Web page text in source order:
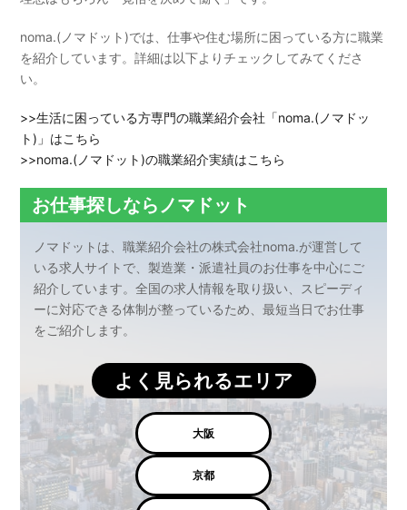
noma.(ノマドット)では、仕事や住む場所に困っている方に職業
を紹介しています。詳細は以下よりチェックしてみてくださ
い。
>>生活に困っている方専門の職業紹介会社「noma.(ノマドッ
ト)」はこちら
>>noma.(ノマドット)の職業紹介実績はこちら
お仕事探しならノマドット
ノマドットは、職業紹介会社の株式会社noma.が運営して
いる求人サイトで、製造業・派遣社員のお仕事を中心にご
紹介しています。全国の求人情報を取り扱い、スピーディ
ーに対応できる体制が整っているため、最短当日でお仕事
をご紹介します。
よく見られるエリア
大阪
京都